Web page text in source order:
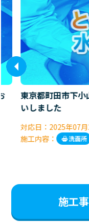
東京都町田市下
いしました
対応日： 2025年07
施工内容：
洗面所
施工